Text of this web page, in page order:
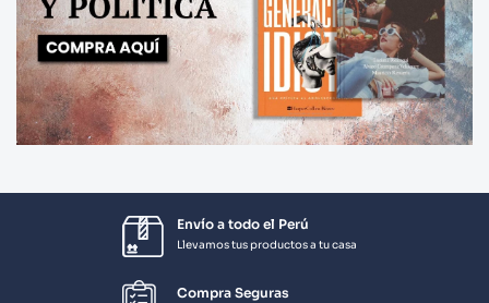
Envío a todo el Perú
Llevamos tus productos a tu casa
Compra Seguras